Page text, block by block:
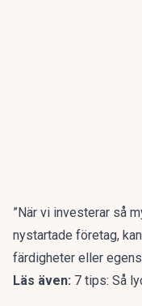
”När vi investerar så
nystartade företag,
färdigheter eller
Läs även: 7 tips: Så